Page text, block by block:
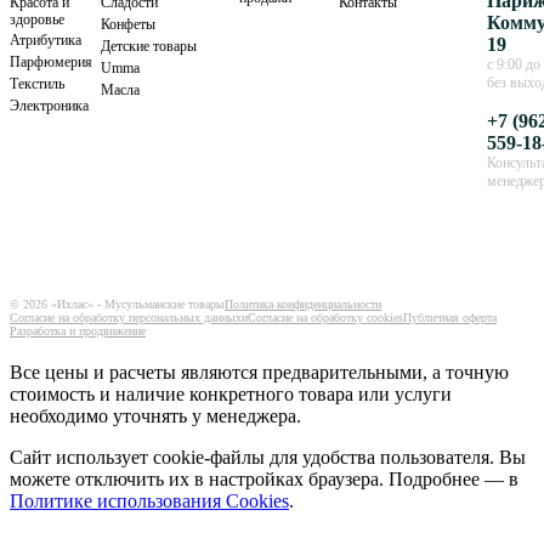
здоровье
Атрибутика
Парфюмерия
Текстиль
Электроника
Конфеты
Детские товары
Umma
Масла
19
с 9:00
без
+7
559-
© 2026 «Ихлас» - Мусульманские товарыПолитика конфиденциальности
Согласие на обработку персональных данныхиСогласие на обработку cookiesПубличная оферта
Разработка и продвижение
Все цены и расчеты являются предварительными, а точную
стоимость и наличие конкретного товара или услуги
необходимо уточнять у менеджера.
Сайт использует cookie-файлы для удобства пользователя. Вы
можете отключить их в настройках браузера. Подробнее — в
Политике использования Cookies.